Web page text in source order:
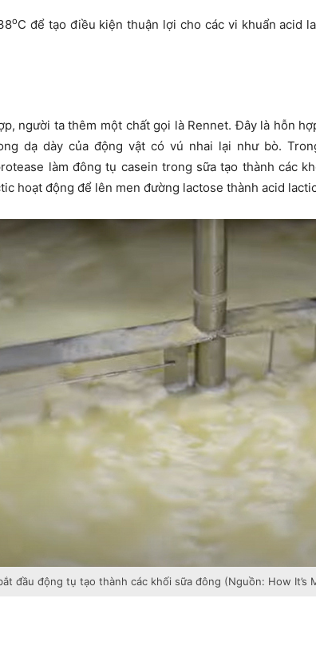
oC để tạo điều kiện thuận lợi cho các vi khuẩn acid
người ta thêm một chất gọi là Rennet. Đây là hỗn
dạ dày của động vật có vú nhai lại như bò.
làm đông tụ casein trong sữa tạo thành các
hoạt động để lên men đường lactose thành acid
đầu động tụ tạo thành các khối sữa đông (Nguồn: How It’s